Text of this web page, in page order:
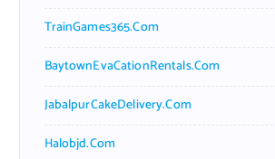
TrainGames365.com
BaytownEvaCationRentals.com
JabalpurCakeDelivery.com
Halobjd.com